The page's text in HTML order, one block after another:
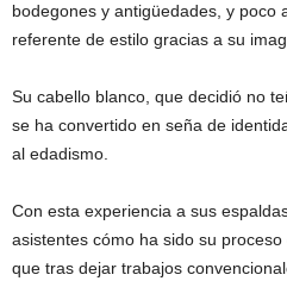
bodegones y antigüedades, y poco
referente de estilo gracias a su
Su cabello blanco, que decidió no
se ha convertido en seña de
al edadismo.
Con esta experiencia a sus
asistentes cómo ha sido su
que tras dejar trabajos